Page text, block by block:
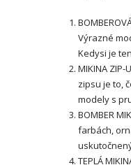
Výrazné
Kedysi je
MIKINA
zipsu je to,
modely s
BOMBER
farbách,
TEPLÁ